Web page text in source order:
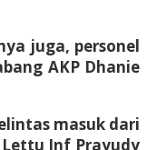
juga, personel
AKP Dhanie
masuk dari
Lettu Inf Prayudy